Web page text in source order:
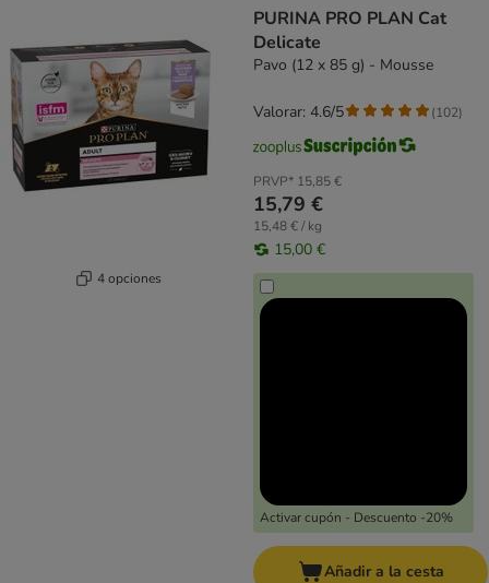
4 opciones
PURINA PRO PLAN Cat
Delicate
Pavo (12 x 85 g) - Mousse
PRVP* 15,85 €
15,79 €
15,48 € / kg
15,00 €
Activar cupón - Descuento -20%
Valorar: 4.6/5 (102)
Añadir a la cesta